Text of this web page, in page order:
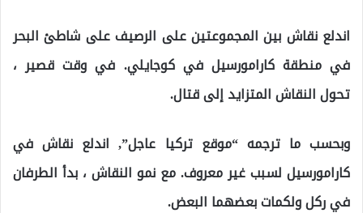
اندلع نقاش بين المجموعتين على الرصيف على شاطئ البحر
في منطقة كارامورسيل في كوجايلي. في وقت قصير ،
تحول النقاش المتزايد إلى قتال.
وبحسب ما ترجمه “موقع تركيا عاجل”, اندلع نقاش في
كارامورسيل لسبب غير معروف. مع نمو النقاش ، بدأ الطرفان
في ركل ولكمات بعضهما البعض.